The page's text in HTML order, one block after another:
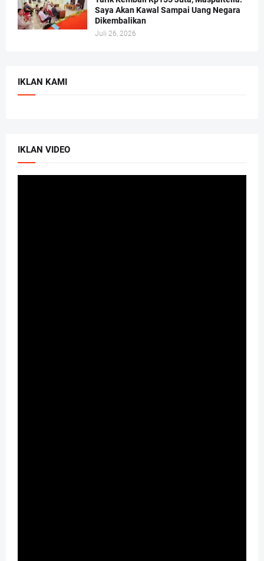
Saya Akan Kawal Sampai Uang Negara
Dikembalikan
Juli 26, 2026
IKLAN KAMI
IKLAN VIDEO